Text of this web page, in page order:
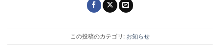
この投稿のカテゴリ: お知らせ